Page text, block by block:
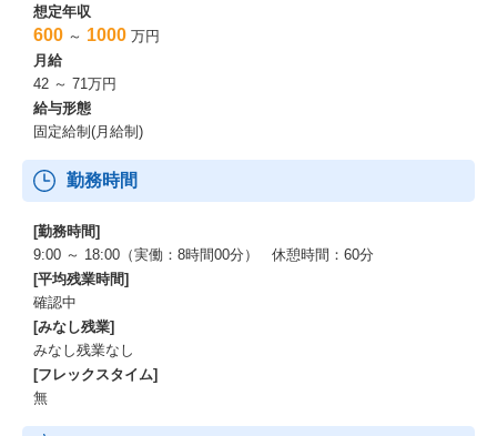
想定年収
600 ～ 1000 万円
月給
42 ～ 71万円
給与形態
固定給制(月給制)
勤務時間
[勤務時間]
9:00 ～ 18:00（実働：8時間00分） 休憩時間：60分
[平均残業時間]
確認中
[みなし残業]
みなし残業なし
[フレックスタイム]
無